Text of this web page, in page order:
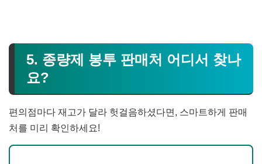
5. 종량제 봉투 판매처 어디서 찾나
요?
편의점마다 재고가 달라 헛걸음하셨다면, 스마트하게 판매
처를 미리 확인하세요!